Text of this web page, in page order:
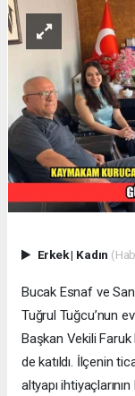
Erkek| Kadın
Bucak Esnaf ve
Tuğrul Tuğcu’nun
Başkan Vekili
de katıldı. İlçenin
altyapı